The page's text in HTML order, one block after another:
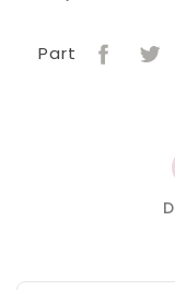
Part